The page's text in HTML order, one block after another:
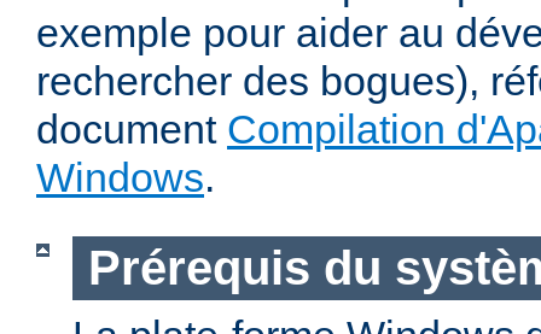
exemple pour aider au
rechercher des bogues),
document Compilation
Windows.
Prérequis du